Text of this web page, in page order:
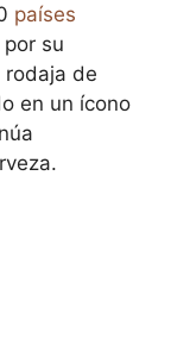
países
su
rodaja de
en un ícono